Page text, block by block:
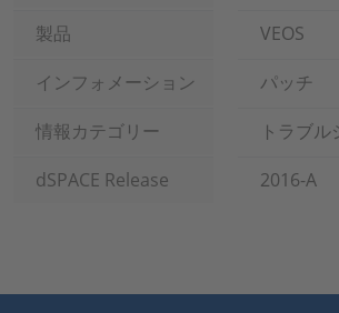
製品
VEOS
インフォメーション
パッチ
情報カテゴリー
トラブ
dSPACE Release
2016-A